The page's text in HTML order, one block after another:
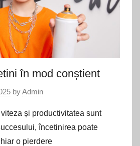
în mod conștient
byAdmin
viteza și productivitatea sunt
încetinirea poate
o pierdere